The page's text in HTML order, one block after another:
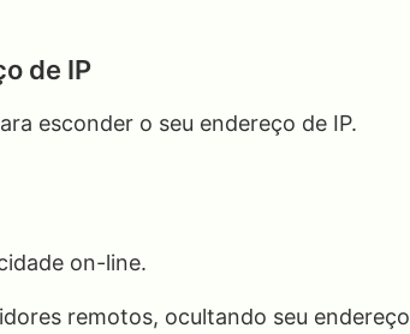
de IP
esconder o seu endereço de IP.
on-line.
remotos, ocultando seu endereço